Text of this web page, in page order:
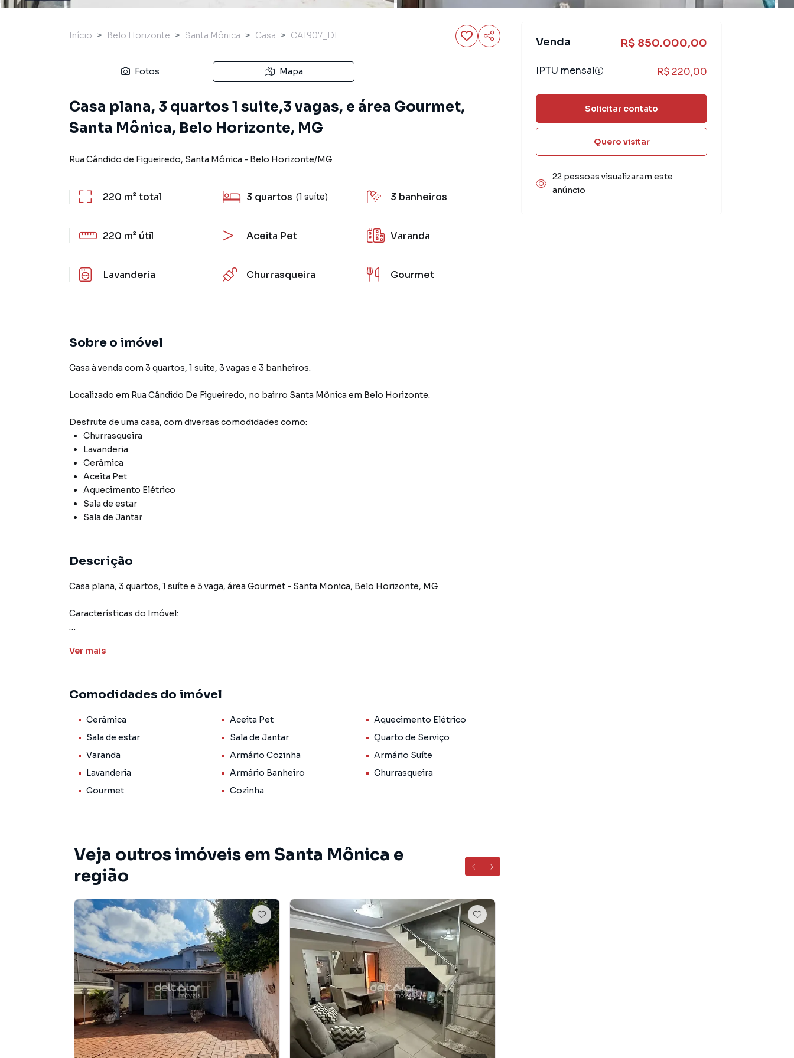
Início Belo Horizonte Santa Mônica Casa CA1907_DE
Fotos Mapa
Casa plana, 3 quartos 1 suite,3 vagas, e área Gourmet,
Santa Mônica, Belo Horizonte, MG
Rua Cândido de Figueiredo, Santa Mônica - Belo Horizonte/MG
220 m²total 3 quartos (1 suíte) 3 banheiros
220 m² útil Aceita Pet Varanda
Lavanderia Churrasqueira Gourmet
Sobre o imóvel
Casa à venda com 3 quartos, 1 suite, 3 vagas e 3 banheiros.
Localizado em Rua Cândido De Figueiredo, no bairro Santa Mônica em Belo Horizonte.
Desfrute de uma casa, com diversas comodidades como:
Churrasqueira
Lavanderia
Cerâmica
Aceita Pet
Aquecimento Elétrico
Sala de estar
Sala de Jantar
Descrição
Casa plana, 3 quartos, 1 suíte e 3 vaga, área Gourmet - Santa Monica, Belo Horizonte, MG
Características do Imóvel:
- 3 Quartos, sendo 1 suíte
- Cozinha panejada e área de serviço
- 3 Vagas de Garagem
- Banheiro social com armário
Excelente casa composta de sala para 2 ambientes com piso cerâmica, cozinha com armários
planejados e bancadas em granito piso em cerâmica. Área íntima composta de 3 quartos sendo uma
suíte, 1 banheiro social completo com armários, box e espelho. Varanda ampla, área de serviço
independente e coberto com telhado. e espaço gourmet com churrasqueira.
Localização Privilegiada:
Casa está situada em uma rua tranquila no bairro Santa Monica, conhecido por sua atmosfera agradável
e segura. A região oferece fácil acesso a diversos comércios locais, Bancos, lotéricas, supermercados,
farmácia e escolas, parques e vias de transporte.
Ver mais
Comodidades do imóvel
Cerâmica Aceita Pet
Aquecimento Elétrico
Sala de estar
Sala de Jantar
Quarto de Serviço
Varanda
Armário Cozinha
Armário Suíte
Lavanderia
Armário Banheiro
Churrasqueira
Gourmet
Cozinha
Veja outros imóveis em Santa Mônica e
região
Venda R$ 850.000,00
IPTU mensal R$ 220,00
Solicitar contato
Quero visitar
22 pessoas visualizaram este
anúncio